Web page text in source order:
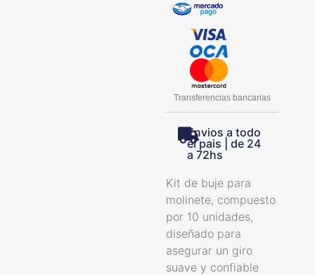
Transferencias bancarias
Envios a todo
el pais | de 24
a 72hs
Kit de buje para
molinete, compuesto
por 10 unidades,
diseñado para
asegurar un giro
suave y confiable